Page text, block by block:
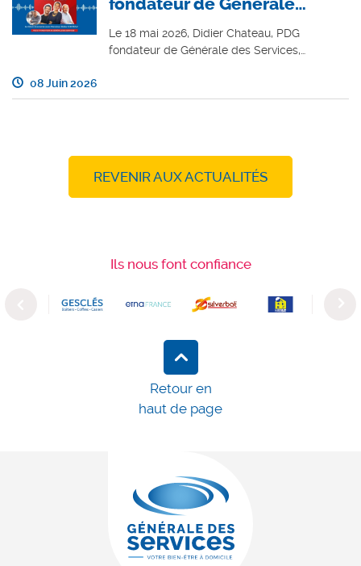
Le 18 mai 2026, Didier Chateau, PDG
fondateur de Générale des Services,…
08 Juin 2026
REVENIR AUX ACTUALITÉS
Ils nous font confiance
Previous Next
Retour en
haut de page